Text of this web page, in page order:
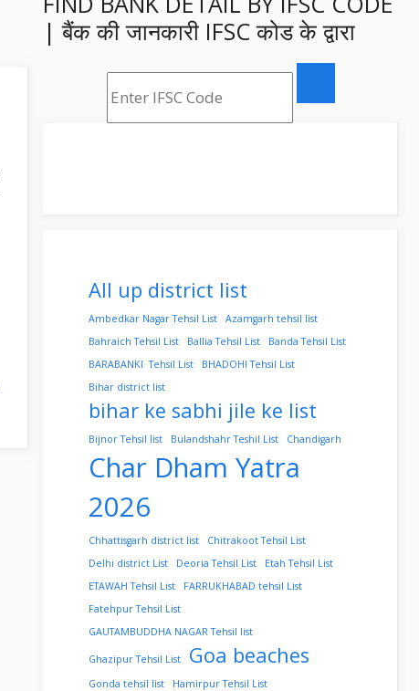
| बैंक की जानकारी IFSC कोड के द्वारा
All up district list
Ambedkar Nagar Tehsil List
Azamgarh tehsil list
Bahraich Tehsil List
Ballia Tehsil List
Banda Tehsil List
BARABANKI Tehsil List
BHADOHI Tehsil List
Bihar district list
bihar ke sabhi jile ke list
Bijnor Tehsil list Bulandshahr Teshil List Chandigarh
Char Dham Yatra
2026
Chhattisgarh district list
Chitrakoot Tehsil List
Delhi district List
Deoria Tehsil List
Etah Tehsil List
ETAWAH Tehsil List
FARRUKHABAD tehsil List
Fatehpur Tehsil List
GAUTAMBUDDHA NAGAR Tehsil list
Ghazipur Tehsil List Goa beaches
Gonda tehsil list
Hamirpur Tehsil List